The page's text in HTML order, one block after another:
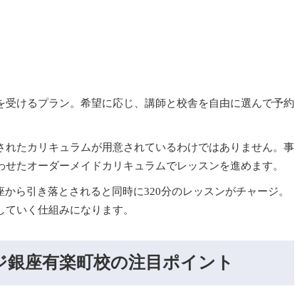
けるプラン。希望に応じ、講師と校舎を自由に選んで予約
たカリキュラムが用意されているわけではありません。事
たオーダーメイドカリキュラムでレッスンを進めます。
ら引き落とされると同時に320分のレッスンがチャージ。
いく仕組みになります。
座有楽町校の注目ポイント